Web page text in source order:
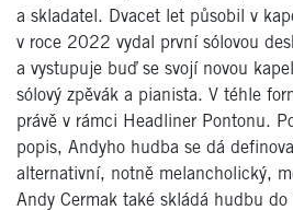
a skladatel. Dvacet let působil v
v roce 2022 vydal první sólovou
a vystupuje buď se svojí novou
sólový zpěvák a pianista. V téhle
právě v rámci Headliner Pontonu.
popis, Andyho hudba se dá
alternativní, notně melancholický,
Andy Cermak také skládá hudbu